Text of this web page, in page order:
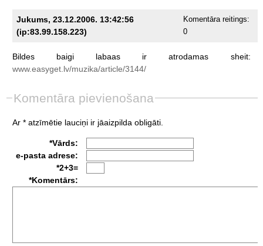
Jukums, 23.12.2006. 13:42:56
(ip:83.99.158.223)
Komentāra reitings:
0
Bildes baigi labaas ir atrodamas
sheit:
www.easyget.lv/muzika/article/3144/
Komentāra pievienošana
Ar * atzīmētie lauciņi ir jāaizpilda obligāti.
*Vārds:
e-pasta adrese:
*2+3=
*Komentārs: